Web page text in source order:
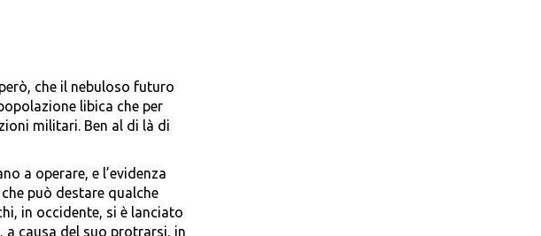
che il nebuloso futuro
libica che per
militari. Ben al di là di
a operare, e l’evidenza
può destare qualche
in occidente, si è lanciato
a causa del suo protrarsi, in